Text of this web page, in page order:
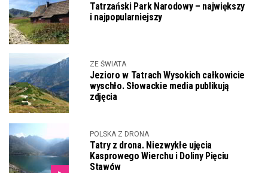
Tatrzański Park Narodowy – największy
i najpopularniejszy
ZE ŚWIATA
Jezioro w Tatrach Wysokich całkowicie
wyschło. Słowackie media publikują
zdjęcia
POLSKA Z DRONA
Tatry z drona. Niezwykłe ujęcia
Kasprowego Wierchu i Doliny Pięciu
Stawów